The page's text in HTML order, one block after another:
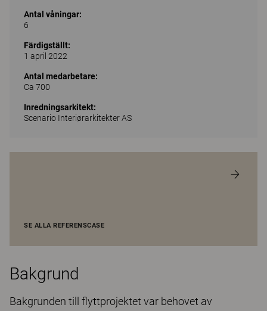
Antal våningar:
6
Färdigställt:
1 april 2022
Antal medarbetare:
Ca 700
Inredningsarkitekt:
Scenario Interiørarkitekter AS
SE ALLA REFERENSCASE
Bakgrund
Bakgrunden till flyttprojektet var behovet av